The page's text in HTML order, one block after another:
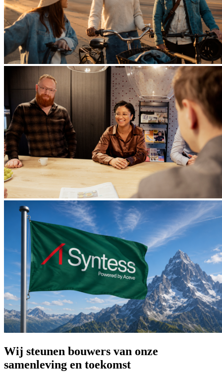
Wij steunen bouwers van onze
samenleving en toekomst